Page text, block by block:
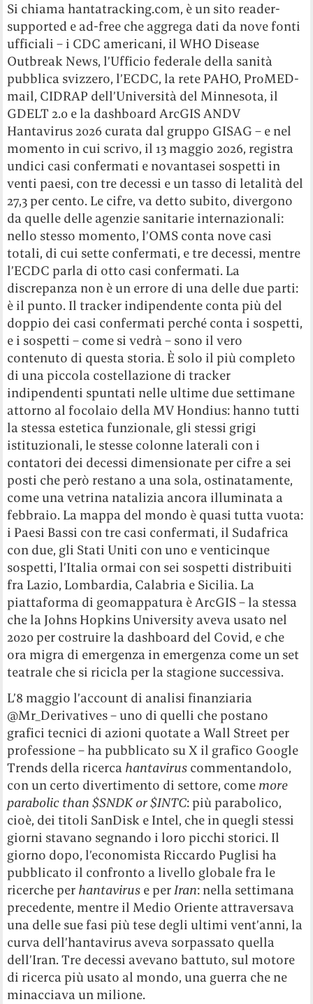
Si chiama hantatracking.com, è un sito reader-
supported e ad-free che aggrega dati da nove fonti
ufficiali – i CDC americani, il WHO Disease
Outbreak News, l’Ufficio federale della sanità
pubblica svizzero, l’ECDC, la rete PAHO, ProMED-
mail, CIDRAP dell’Università del Minnesota, il
GDELT 2.0 e la dashboard ArcGIS ANDV
Hantavirus 2026 curata dal gruppo GISAG – e nel
momento in cui scrivo, il 13 maggio 2026, registra
undici casi confermati e novantasei sospetti in
venti paesi, con tre decessi e un tasso di letalità del
27,3 per cento. Le cifre, va detto subito, divergono
da quelle delle agenzie sanitarie internazionali:
nello stesso momento, l’OMS conta nove casi
totali, di cui sette confermati, e tre decessi, mentre
l’ECDC parla di otto casi confermati. La
discrepanza non è un errore di una delle due parti:
è il punto. Il tracker indipendente conta più del
doppio dei casi confermati perché conta i sospetti,
e i sospetti – come si vedrà – sono il vero
contenuto di questa storia. È solo il più completo
di una piccola costellazione di tracker
indipendenti spuntati nelle ultime due settimane
attorno al focolaio della MV Hondius: hanno tutti
la stessa estetica funzionale, gli stessi grigi
istituzionali, le stesse colonne laterali con i
contatori dei decessi dimensionate per cifre a sei
posti che però restano a una sola, ostinatamente,
come una vetrina natalizia ancora illuminata a
febbraio. La mappa del mondo è quasi tutta vuota:
i Paesi Bassi con tre casi confermati, il Sudafrica
con due, gli Stati Uniti con uno e venticinque
sospetti, l’Italia ormai con sei sospetti distribuiti
fra Lazio, Lombardia, Calabria e Sicilia. La
piattaforma di geomappatura è ArcGIS – la stessa
che la Johns Hopkins University aveva usato nel
2020 per costruire la dashboard del Covid, e che
ora migra di emergenza in emergenza come un set
teatrale che si ricicla per la stagione successiva.
L’8 maggio l’account di analisi finanziaria
@Mr_Derivatives – uno di quelli che postano
grafici tecnici di azioni quotate a Wall Street per
professione – ha pubblicato su X il grafico Google
Trends della ricerca hantavirus commentandolo,
con un certo divertimento di settore, come more
parabolic than $SNDK or $INTC: più parabolico,
cioè, dei titoli SanDisk e Intel, che in quegli stessi
giorni stavano segnando i loro picchi storici. Il
giorno dopo, l’economista Riccardo Puglisi ha
pubblicato il confronto a livello globale fra le
ricerche per hantavirus e perIran: nella settimana
precedente, mentre il Medio Oriente attraversava
una delle sue fasi più tese degli ultimi vent’anni, la
curva dell’hantavirus aveva sorpassato quella
dell’Iran. Tre decessi avevano battuto, sul motore
di ricerca più usato al mondo, una guerra che ne
minacciava un milione.